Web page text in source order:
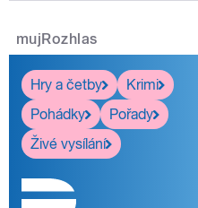
mujRozhlas
Hry a četby
Krimi
Pohádky
Pořady
Živé vysílání